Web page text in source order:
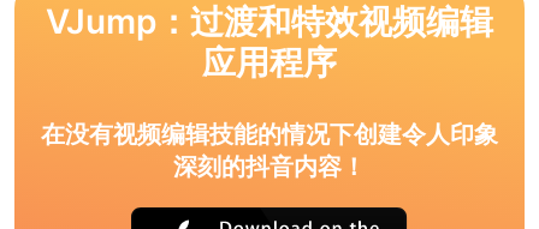
VJump：过渡和特效视频编辑
应用程序
在没有视频编辑技能的情况下创建令人印象
深刻的抖音内容！